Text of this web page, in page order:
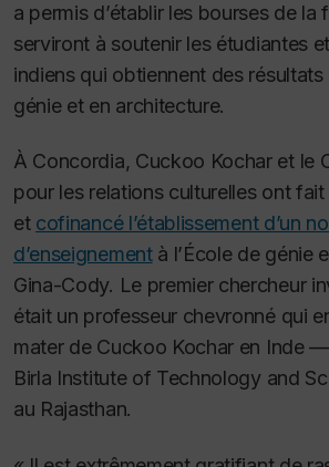
a permis d’établir les bourses de la
serviront à soutenir les étudiantes
indiens qui obtiennent des
génie et en architecture.
À Concordia, Cuckoo Kochar et le
pour les relations culturelles ont
et cofinancé l’établissement d’un
d’enseignementà l’École de génie
Gina-Cody. Le premier chercheur
était un professeur chevronné qui
materde Cuckoo Kochar en Inde
Birla Institute of Technology and
au Rajasthan.